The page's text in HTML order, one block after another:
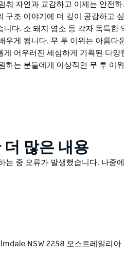
춰 자연과 교감하고 이제는 안전
구조 이야기에 더 깊이 공감하고
니다. 소 돼지 염소 등 각자 독특한
우게 됩니다. 무 투 이위는 아름다
게 어우러진 세심하게 기획된 다
하는 분들에게 이상적인 무 투 이
에서 친밀한 가이드 투어를 제공
돼지 염소 등 각자 독특한 역사를
니다.
사합니다.
더 많은 내용
는 중 오류가 발생했습니다. 나중
NSW 2258 오스트레일리아